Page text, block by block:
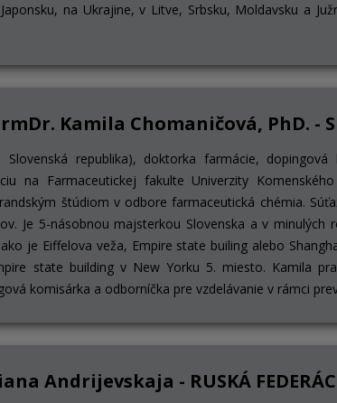
na Ukrajine, v Litve, Srbsku, Moldavsku a
Kamila Chomaničová, PhD. -
Slovenská republika), doktorka farmácie,
na Farmaceutickej fakulte Univerzity
štúdiom v odbore farmaceutická chémia.
Je 5-násobnou majsterkou Slovenska a v
je Eiffelova veža, Empire state builing alebo
state building v New Yorku 5. miesto. Kamila
komisárka a odborníčka pre vzdelávanie v rámci
Andrijevskaja - RUSKÁ